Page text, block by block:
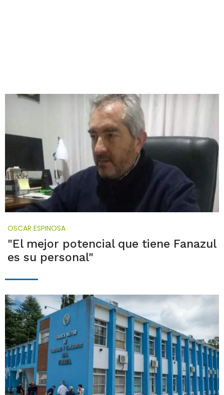
OSCAR ESPINOSA
"El mejor potencial que tiene Fanazul
es su personal"